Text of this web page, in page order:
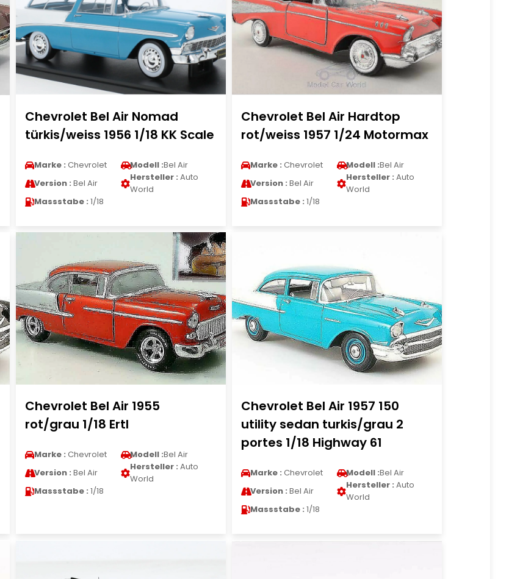
Chevrolet Bel Air Nomad
türkis/weiss 1956 1/18 KK Scale
Marke : Chevrolet Modell :Bel Air
Version : Bel Air
Hersteller : Auto
World
Massstabe : 1/18
Chevrolet Bel Air Hardtop
rot/weiss 1957 1/24 Motormax
Marke : Chevrolet Modell :Bel Air
Version : Bel Air
Hersteller : Auto
World
Massstabe : 1/18
Chevrolet Bel Air 1955
rot/grau 1/18 Ertl
Marke : Chevrolet Modell :Bel Air
Version : Bel Air
Hersteller : Auto
World
Massstabe : 1/18
Chevrolet Bel Air 1957 150
utility sedan turkis/grau 2
portes 1/18 Highway 61
Marke : Chevrolet Modell :Bel Air
Version : Bel Air
Hersteller : Auto
World
Massstabe : 1/18